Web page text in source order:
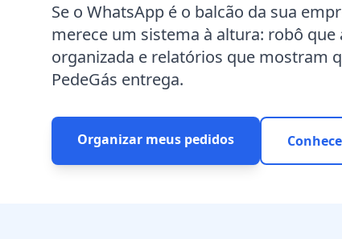
Se o WhatsApp é o balcão da sua
merece um sistema à altura: robô
organizada e relatórios que mostram
PedeGás entrega.
Organizar meus pedidos